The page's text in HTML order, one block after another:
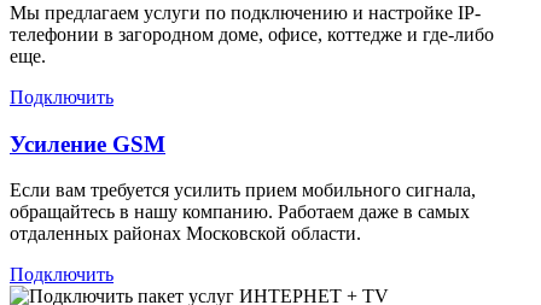
Мы предлагаем услуги по подключению и настройке IP-
телефонии в загородном доме, офисе, коттедже и где-либо
еще.
Подключить
Усиление GSM
Если вам требуется усилить прием мобильного сигнала,
обращайтесь в нашу компанию. Работаем даже в самых
отдаленных районах Московской области.
Подключить